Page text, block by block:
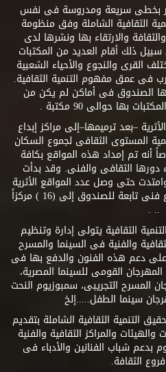
بخطى سريعة ومدروسة فى نفس
الثقافية الشاملة وفق منظومة
والارتقاء بها ونشرها لدى
ذلك أقام العديد من المكتبات
القرى والنجوع والأحياء الشعبية
فى عمق مفهوم التنمية الثقافية.
الصندوق فى أماكن لم يكن من
بها حوالى 90 مكتبة .
–بعد ترميمها–إلى مراكز إبداع
المستوى الثقافى لجموع السكان
أنه تم إمداد هذه المواقع بكافة
دورها الثقافى والفنى. وقد بدأت
الهراوى وامتدت حتى وصل عدد المواقع الأثرية
التى تم تحويلها إلى مراكز إبداع فنى تابعة للصندوق إلى (16 ) مركزاً
.. .
الثقافية يتولى إدارة وتنظيم
والفنية فى السينما والمسرح
على دعم هذه الفنون والدفع بها فى
القومى للسينما المصرية،
المسرح التجريبى، سمبوزيوم النحت
سينما الطفل.....إلخ
التنمية الثقافية الشاملة بتقديم
والمراكز الثقافية والفنية
بدعم شباب الفنانين والأدباء فى
الثقافة.